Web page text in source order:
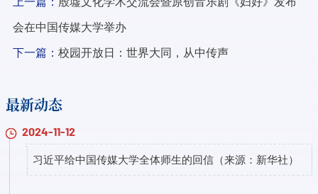
会在中国传媒大学举办
下一篇： 校园开放日：世界大同，从中传声
最新动态
2024-11-12
习近平给中国传媒大学全体师生的回信（来源：新华社）